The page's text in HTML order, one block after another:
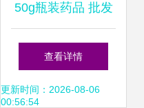
50g瓶装药品 批发
价格、厂家供应与
采购指南
查看详情
更新时间：2026-08-06
00:56:54